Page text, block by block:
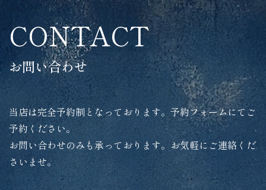
CONTACT
お問い合わせ
当店は完全予約制となっております。予約フォームにてご
予約ください。
お問い合わせのみも承っております。お気軽にご連絡くだ
さいませ。